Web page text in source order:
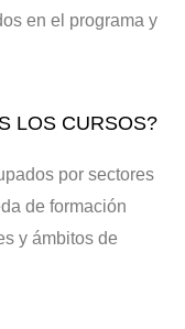
en el programa y
LOS CURSOS?
por sectores
de formación
y ámbitos de